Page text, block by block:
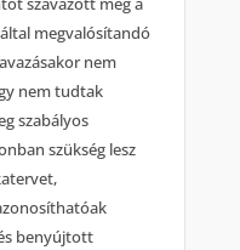
megvalósítandó
nem
nem tudtak
szabályos
szükség lesz
benyújtott